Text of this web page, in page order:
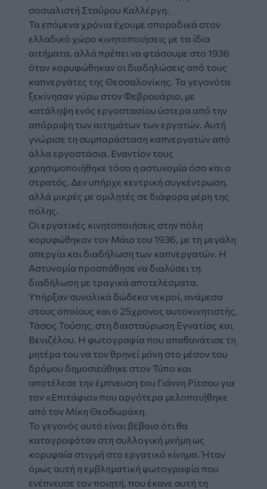
σοσιαλιστή Σταύρου Καλλέργη.
Τα επόμενα χρόνια έχουμε σποραδικά στον
ελλαδικό χώρο κινητοποιήσεις με τα ίδια
αιτήματα, αλλά πρέπει να φτάσουμε στο 1936
όταν κορυφώθηκαν οι διαδηλώσεις από τους
καπνεργάτες της Θεσσαλονίκης. Τα γεγονότα
ξεκίνησαν γύρω στον Φεβρουάριο, με
κατάληψη ενός εργοστασίου ύστερα από την
απόρριψη των αιτημάτων των εργατών. Αυτή
γνώρισε τη συμπαράσταση καπνεργατών από
άλλα εργοστάσια. Εναντίον τους
χρησιμοποιήθηκε τόσο η αστυνομία όσο και ο
στρατός. Δεν υπήρχε κεντρική συγκέντρωση,
αλλά μικρές με ομιλητές σε διάφορα μέρη της
πόλης.
Οι εργατικές κινητοποιήσεις στην πόλη
κορυφώθηκαν τον Μάιο του 1936, με τη μεγάλη
απεργία και διαδήλωση των καπνεργατών. Η
Αστυνομία προσπάθησε να διαλύσει τη
διαδήλωση με τραγικά αποτελέσματα.
Υπήρξαν συνολικά δώδεκα νεκροί, ανάμεσα
στους οποίους και ο 25χρονος αυτοκινητιστής,
Τάσος Τούσης, στη διασταύρωση Εγνατίας και
Βενιζέλου. Η φωτογραφία που απαθανάτισε τη
μητέρα του να τον θρηνεί μόνη στο μέσον του
δρόμου δημοσιεύθηκε στον Τύπο και
αποτέλεσε την έμπνευση του Γιάννη Ρίτσου για
τον «Επιτάφιο» που αργότερα μελοποιήθηκε
από τον Μίκη Θεοδωράκη.
Το γεγονός αυτό είναι βέβαιο ότι θα
καταγραφόταν στη συλλογική μνήμη ως
κορυφαία στιγμή στο εργατικό κίνημα. Ήταν
όμως αυτή η εμβληματική φωτογραφία που
ενέπνευσε τον ποιητή, που έκανε αυτή τη